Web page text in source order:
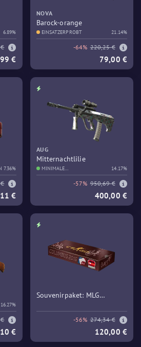
6.89%
€
NOVA
Barock-orange
EINSATZERPROBT 21.14%
-64% 220,25 €
79,00 €
7.36%
€
AUG
Mitternachtlilie
MINIMALE
GEBRAUCHSSPUREN
14.17%
-57% 950,69 €
400,00 €
16.27%
€
Souvenirpaket: MLG
-56% 274,34 €
120,00 €